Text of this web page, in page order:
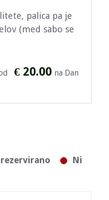
palica pa je
(med sabo se
€ 20.00 na Dan
Ni